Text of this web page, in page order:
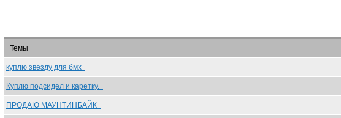
Темы
куплю звезду для бмх
Куплю подсидел и каретку.
ПРОДАЮ МАУНТИНБАЙК